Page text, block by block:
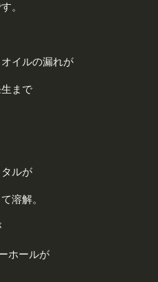
。
イルの漏れが
まで
ルが
溶解。
ホールが